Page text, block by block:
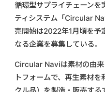
循環型サプライチェーンを
ティシステム「Circular
売開始は2022年1月頃を予
なる企業を募集している。
Circular Naviは素材の由
トフォームで、再生素材